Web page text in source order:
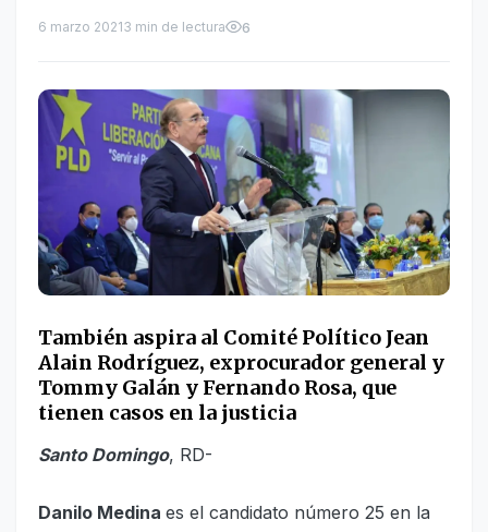
6 marzo 20213 min de lectura 6
También aspira al Comité Político Jean
Alain Rodríguez, exprocurador general y
Tommy Galán y Fernando Rosa, que
tienen casos en la justicia
Santo Domingo, RD-
Danilo Medina es el candidato número 25 en la